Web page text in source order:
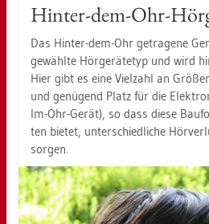
Hin­ter-dem-Ohr-
Das Hin­ter-dem-Ohr ge­tra­ge­ne
ge­wähl­te Hör­ge­rä­te­typ und wird
Hier gibt es eine Viel­zahl an
und ge­nü­gend Platz für die
Im-Ohr-Gerät), so dass diese
ten bie­tet, un­ter­schied­li­che
sor­gen.